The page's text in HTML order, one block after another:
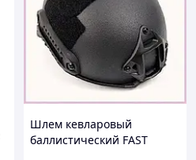
Шлем кевларовый
баллистический FAST